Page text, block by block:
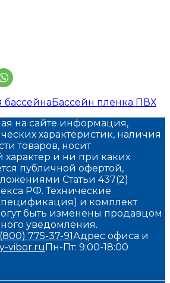
Бассейн пленка ПВХ
на сайте информация,
характеристик, наличия
товаров, носит
и ни при каких
публичной офертой,
Статьи 437(2)
РФ. Технические
и комплект
быть изменены продавцом
уведомления.
775-37-91Адрес офиса и
vibor.ru Пн-Пт: 9:00-18:00